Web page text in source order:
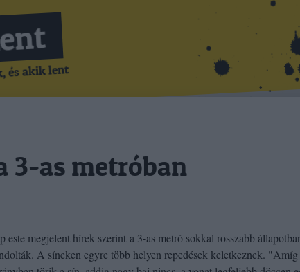
és akik lent
3-as metróban
este megjelent hírek szerint a 3-as metró sokkal rosszabb
A síneken egyre több helyen repedések keletkeznek. "Amíg